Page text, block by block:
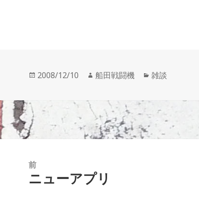
投
2008/12/10
作
船田戦闘機
カ
リ
ー
雑談
前
前
ニューアプリ